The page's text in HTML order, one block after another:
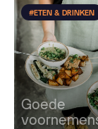
#ETEN & DRINKEN
Goede